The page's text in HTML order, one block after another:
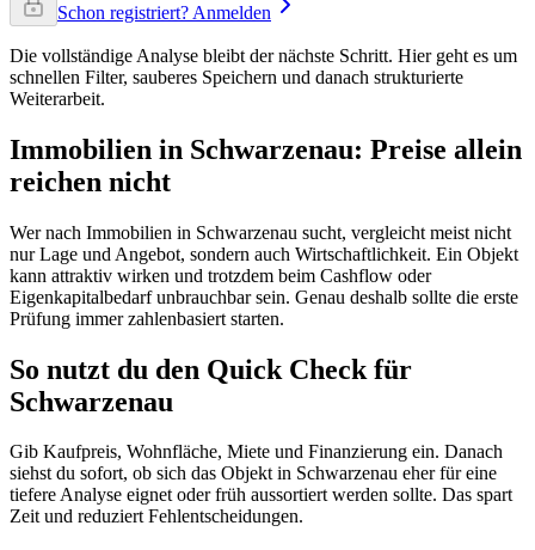
Schon registriert? Anmelden
Die vollständige Analyse bleibt der nächste Schritt. Hier geht es um
schnellen Filter, sauberes Speichern und danach strukturierte
Weiterarbeit.
Immobilien in Schwarzenau: Preise allein
reichen nicht
Wer nach Immobilien in Schwarzenau sucht, vergleicht meist nicht
nur Lage und Angebot, sondern auch Wirtschaftlichkeit. Ein Objekt
kann attraktiv wirken und trotzdem beim Cashflow oder
Eigenkapitalbedarf unbrauchbar sein. Genau deshalb sollte die erste
Prüfung immer zahlenbasiert starten.
So nutzt du den Quick Check für
Schwarzenau
Gib Kaufpreis, Wohnfläche, Miete und Finanzierung ein. Danach
siehst du sofort, ob sich das Objekt in Schwarzenau eher für eine
tiefere Analyse eignet oder früh aussortiert werden sollte. Das spart
Zeit und reduziert Fehlentscheidungen.